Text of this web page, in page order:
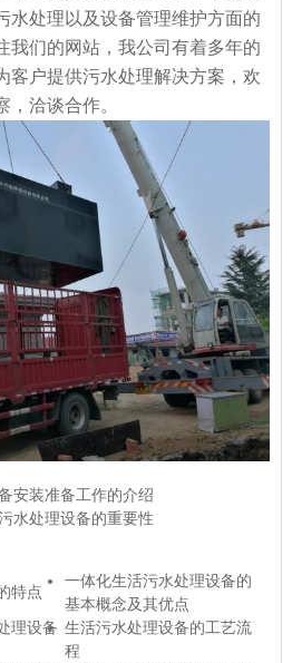
水处理以及设备管理维护方面的
我们的网站，我公司有着多年的
客户提供污水处理解决方案，欢
洽谈合作。
安装准备工作的介绍
水处理设备的重要性
特点
一体化生活污水处理设备的
基本概念及其优点
理设备 生活污水处理设备的工艺流
程